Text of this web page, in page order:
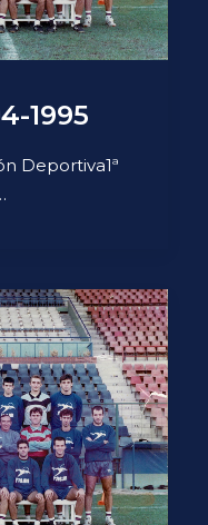
1995
Deportiva1ª